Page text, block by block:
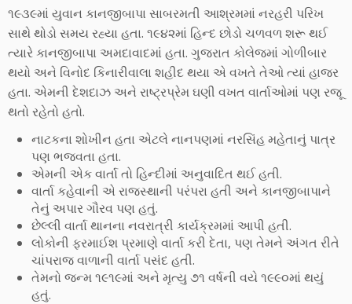
૧૯૩૯માં યુવાન કાનજીબાપા સાબરમતી આશ્રમમાં નરહરી પરિખ
સાથે થોડો સમય રહ્યા હતા. ૧૯૪૨માં હિન્દ છોડો ચળવળ શરૂ થઈ
ત્યારે કાનજીબાપા અમદાવાદમાં હતા. ગુજરાત કોલેજમાં ગોળીબાર
થયો અને વિનોદ કિનારીવાલા શહીદ થયા એ વખતે તેઓ ત્યાં હાજર
હતા. એમની દેશદાઝ અને રાષ્ટ્રપ્રેમ ઘણી વખત વાર્તાઓમાં પણ રજૂ
થતો રહેતો હતો.
નાટકના શોખીન હતા એટલે નાનપણમાં નરસિંહ મહેતાનું પાત્ર
પણ ભજવતા હતા.
એમની એક વાર્તા તો હિન્દીમાં અનુવાદિત થઈ હતી.
વાર્તા કહેવાની એ રાજસ્થાની પરંપરા હતી અને કાનજીબાપાને
તેનું અપાર ગૌરવ પણ હતું.
છેલ્લી વાર્તા થાનના નવરાત્રી કાર્યક્રમમાં આપી હતી.
લોકોની ફરમાઈશ પ્રમાણે વાર્તા કરી દેતા, પણ તેમને અંગત રીતે
ચાંપરાજ વાળાની વાર્તા પસંદ હતી.
તેમનો જન્મ ૧૯૧૯માં અને મૃત્યુ ૭૧ વર્ષની વયે ૧૯૯૦માં થયું
હતું.